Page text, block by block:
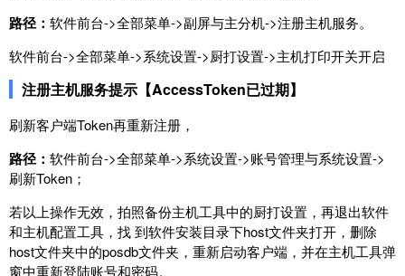
路径： 软件前台->全部菜单->副屏与主分机->注册主机服务。
软件前台->全部菜单->系统设置->厨打设置->主机打印开关开启
注册主机服务提示【AccessToken已过期】
刷新客户端Token再重新注册，
路径： 软件前台->全部菜单->系统设置->账号管理与系统设置->
刷新Token；
若以上操作无效，拍照备份主机工具中的厨打设置，再退出软件
和主机配置工具，找 到软件安装目录下host文件夹打开，删除
host文件夹中的posdb文件夹，重新启动客户端，并在主机工具弹
窗中重新登陆账号和密码。